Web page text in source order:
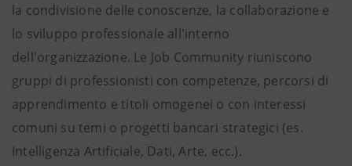
la condivisione delle conoscenze, la collaborazione e
lo sviluppo professionale all'interno
dell'organizzazione. Le Job Community riuniscono
gruppi di professionisti con competenze, percorsi di
apprendimento e titoli omogenei o con interessi
comuni su temi o progetti bancari strategici (es.
Intelligenza Artificiale, Dati, Arte, ecc.).